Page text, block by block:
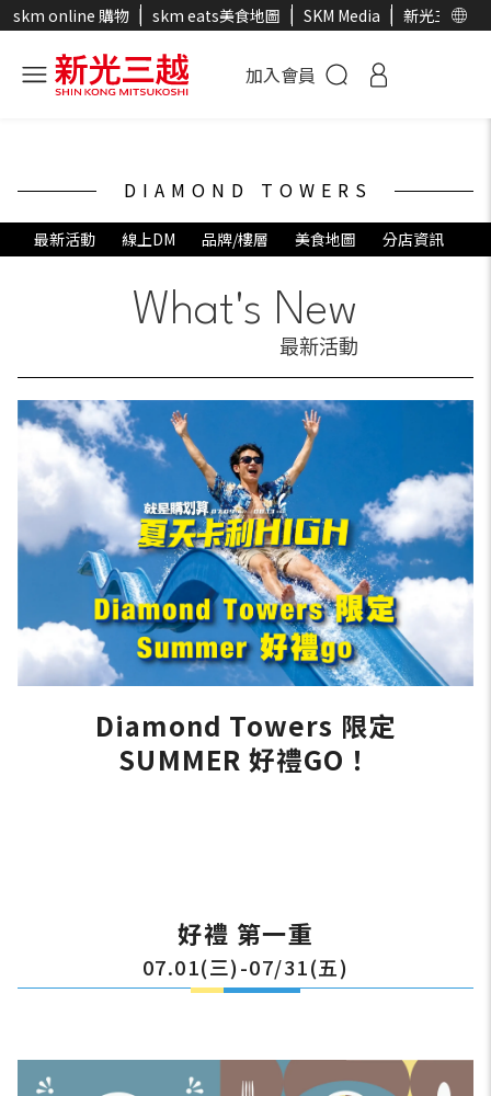
skm online 購物 skm eats美食地圖 SKM Media 新光三越官
加入會員
DIAMOND TOWERS
最新活動 線上DM 品牌/樓層 美食地圖 分店資訊
What's New
最新活動
Diamond Towers 限定
SUMMER 好禮GO！
好禮 第一重
07.01(三)-07/31(五)